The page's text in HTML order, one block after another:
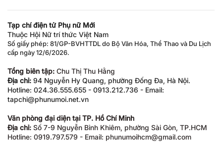
Tạp chí điện tử Phụ nữ Mới
Thuộc Hội Nữ trí thức Việt Nam
Số giấy phép: 81/GP-BVHTTDL do Bộ Văn Hóa, Thể Thao và Du Lịch
cấp ngày 12/6/2026.
Tổng biên tập: Chu Thị Thu Hằng
Địa chỉ: 94 Nguyễn Hy Quang, phường Đống Đa, Hà Nội.
Hotline: 024.36.555.655 - 0913.212.736 - Email:
tapchi@phunumoi.net.vn
Văn phòng đại diện tại TP. Hồ Chí Minh
Địa chỉ: Số 7-9 Nguyễn Bỉnh Khiêm, phường Sài Gòn, TP.HCM
Hotline: 0919.797.579 - Email: phunumoihcm@gmail.com